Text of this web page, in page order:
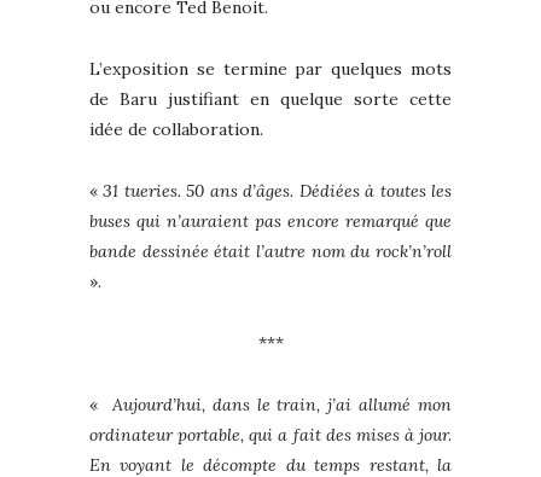
ou encore Ted Benoit.
L’exposition se termine par quelques mots
de Baru justifiant en quelque sorte cette
idée de collaboration.
«31 tueries. 50 ans d’âges. Dédiées à toutes les
buses qui n’auraient pas encore remarqué que
bande dessinée était l’autre nom du rock’n’roll
».
***
« Aujourd’hui, dans le train, j’ai allumé mon
ordinateur portable, qui a fait des mises à jour.
En voyant le décompte du temps restant, la